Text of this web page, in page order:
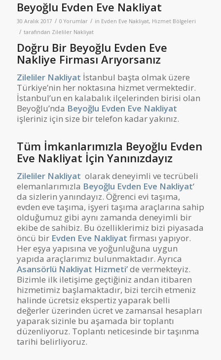
Beyoğlu Evden Eve Nakliyat
30 Aralık 2017 / 0 Yorumlar / in Evden Eve Nakliyat, Hizmet Bölgeleri
/ tarafından Zileliler Nakliyat
Doğru Bir Beyoğlu Evden Eve
Nakliye Firması Arıyorsanız
Zileliler Nakliyat İstanbul başta olmak üzere
Türkiye’nin her noktasına hizmet vermektedir.
İstanbul’un en kalabalık ilçelerinden birisi olan
Beyoğlu’nda Beyoğlu Evden Eve Nakliyat
işleriniz için size bir telefon kadar yakınız.
Tüm İmkanlarımızla Beyoğlu Evden
Eve Nakliyat İçin Yanınızdayız
Zileliler Nakliyat olarak deneyimli ve tecrübeli
elemanlarımızla Beyoğlu Evden Eve Nakliyat‘
da sizlerin yanındayız. Öğrenci evi taşıma,
evden eve taşıma, işyeri taşıma araçlarına sahip
olduğumuz gibi aynı zamanda deneyimli bir
ekibe de sahibiz. Bu özelliklerimiz bizi piyasada
öncü bir Evden Eve Nakliyat firması yapıyor.
Her eşya yapısına ve yoğunluğuna uygun
yapıda araçlarımız bulunmaktadır. Ayrıca
Asansörlü Nakliyat Hizmeti’de vermekteyiz.
Bizimle ilk iletişime geçtiğiniz andan itibaren
hizmetimiz başlamaktadır, bizi tercih etmeniz
halinde ücretsiz ekspertiz yaparak belli
değerler üzerinden ücret ve zamansal hesapları
yaparak sizinle bu aşamada bir toplantı
düzenliyoruz. Toplantı neticesinde bir taşınma
tarihi belirliyoruz.